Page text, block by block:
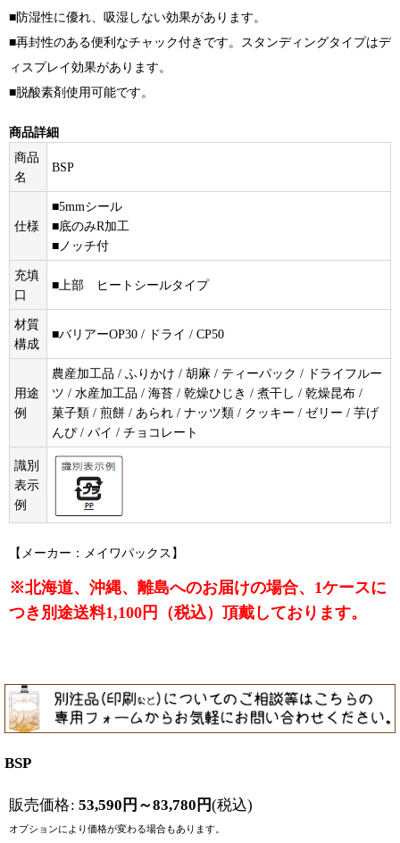
■防湿性に優れ、吸湿しない効果があります。
■再封性のある便利なチャック付きです。スタンディングタイプはデ
ィスプレイ効果があります。
■脱酸素剤使用可能です。
商品詳細
商品
名
BSP
仕様
■5mmシール
■底のみR加工
■ノッチ付
充填
口
■上部 ヒートシールタイプ
材質
構成
■バリアーOP30 / ドライ / CP50
用途
例
農産加工品 / ふりかけ / 胡麻 / ティーパック / ドライフルー
ツ / 水産加工品 / 海苔 / 乾燥ひじき / 煮干し / 乾燥昆布 /
菓子類 / 煎餅 / あられ / ナッツ類 / クッキー / ゼリー / 芋げ
んぴ / パイ / チョコレート
識別
表示
例
【メーカー：メイワパックス】
※北海道、沖縄、離島へのお届けの場合、1ケースに
つき別途送料1,100円（税込）頂戴しております。
BSP
販売価格: 53,590 円 ～83,780 円(税込)
オプションにより価格が変わる場合もあります。